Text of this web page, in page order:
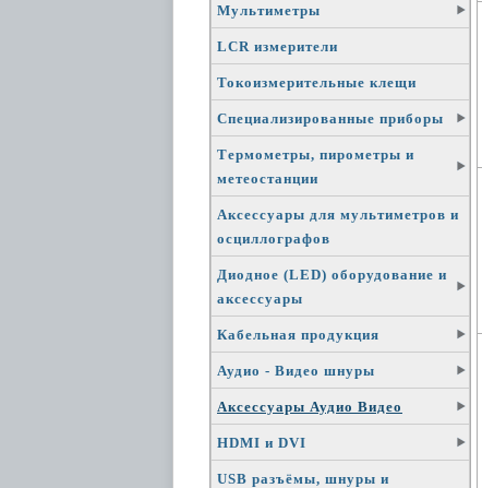
Мультиметры
LCR измерители
Токоизмерительные клещи
Специализированные приборы
Термометры, пирометры и
метеостанции
Аксессуары для мультиметров и
осциллографов
Диодное (LED) оборудование и
аксессуары
Кабельная продукция
Аудио - Видео шнуры
Аксессуары Аудио Видео
HDMI и DVI
USB разъёмы, шнуры и